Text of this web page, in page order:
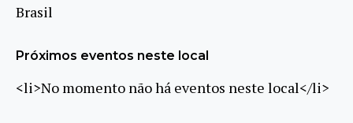
Brasil
Próximos eventos neste local
<li>No momento não há eventos neste local</li>